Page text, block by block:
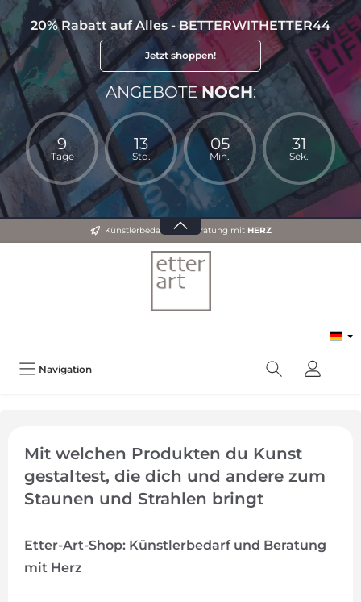
20% Rabatt auf Alles - BETTERWITHETTER44
Jetzt shoppen!
ANGEBOTENOCH:
9
Tage
13
Std.
05
Min.
30
Sek.
Künstlerbedarf und Beratung mitHERZ
Navigation
Mit welchen Produkten du Kunst
gestaltest, die dich und andere zum
Staunen und Strahlen bringt
Etter-Art-Shop: Künstlerbedarf und Beratung
mit Herz